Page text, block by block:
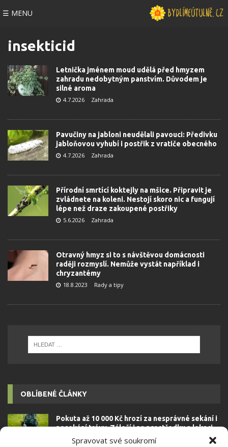
Spravovat své soukromí
☰ MENU
insekticid
Letnička jménem moud udělá před hmyzem
zahradu nedobytným panstvím. Důvodem je
silné aroma
4.7.2026 Zahrada
Pavučiny na jabloni neudělali pavouci: Předivku
jabloňovou vyhubí i postřik z vratiče obecného
4.7.2026 Zahrada
Přírodní smrtící koktejly na mšice. Připravit je
zvládnete na koleni. Nestojí skoro nic a fungují
lépe než draze zakoupené postřiky
5.6.2026 Zahrada
Otravný hmyz si to s návštěvou domácnosti
raději rozmyslí. Nemůže vystát například i
chryzantémy
18.8.2023 Rady a tipy
OBLÍBENÉ ČLÁNKY
Pokuta až 10 000 Kč hrozí za nesprávné sekání i
nesekání trávy. Záleží i na prostředku a lokaci
1.6.2026